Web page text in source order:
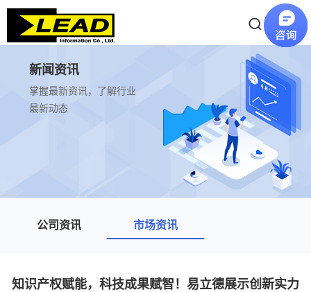
新闻资讯
掌握最新资讯，了解行业
最新动态
公司资讯 市场资讯
知识产权赋能，科技成果赋智！易立德展示创新实力